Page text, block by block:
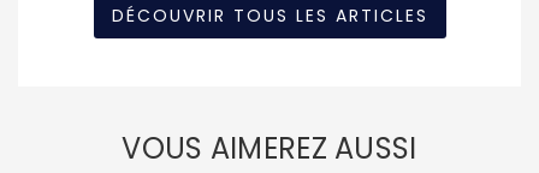
DÉCOUVRIR TOUS LES ARTICLES
VOUS AIMEREZ AUSSI